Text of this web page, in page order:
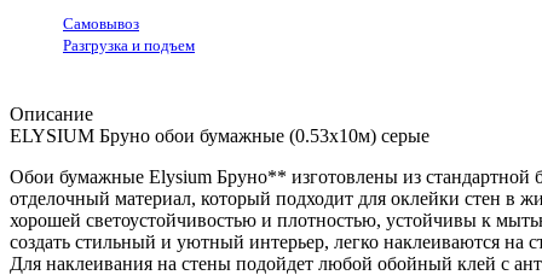
Самовывоз
Разгрузка и подъем
Описание
ELYSIUM Бруно обои бумажные (0.53х10м) серые
Обои бумажные Elysium Бруно** изготовлены из стандартной
отделочный материал, который подходит для оклейки стен в
хорошей светоустойчивостью и плотностью, устойчивы к
создать стильный и уютный интерьер, легко наклеиваются на
Для наклеивания на стены подойдет любой обойный клей с